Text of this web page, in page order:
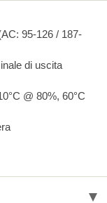
95-126 / 187-
di uscita
@ 80%, 60°C